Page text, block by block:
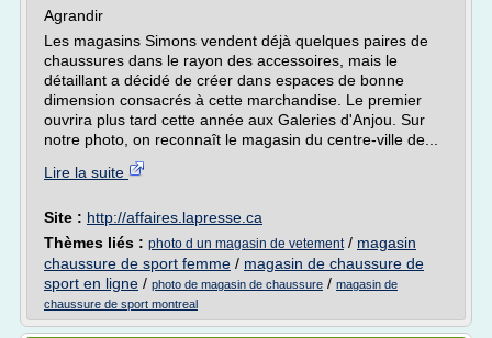
Agrandir
Les magasins Simons vendent déjà quelques paires de
chaussures dans le rayon des accessoires, mais le
détaillant a décidé de créer dans espaces de bonne
dimension consacrés à cette marchandise. Le premier
ouvrira plus tard cette année aux Galeries d'Anjou. Sur
notre photo, on reconnaît le magasin du centre-ville de...
Lire la suite
Site : http://affaires.lapresse.ca
Thèmes liés : photo d un magasin de vetement/ magasin
chaussure de sport femme / magasin de chaussure de
sport en ligne / photo de magasin de chaussure / magasin de
chaussure de sport montreal